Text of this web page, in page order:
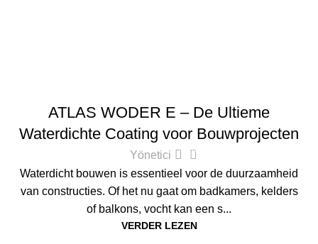
ATLAS WODER E – De Ultieme
Waterdichte Coating voor Bouwprojecten
Yönetici 0
Waterdicht bouwen is essentieel voor de duurzaamheid
van constructies. Of het nu gaat om badkamers, kelders
of balkons, vocht kan een s...
VERDER LEZEN